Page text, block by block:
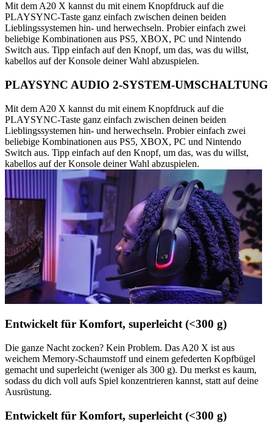
Mit dem A20 X kannst du mit einem Knopfdruck auf die
PLAYSYNC-Taste ganz einfach zwischen deinen beiden
Lieblingssystemen hin- und herwechseln. Probier einfach zwei
beliebige Kombinationen aus PS5, XBOX, PC und Nintendo
Switch aus. Tipp einfach auf den Knopf, um das, was du willst,
kabellos auf der Konsole deiner Wahl abzuspielen.
PLAYSYNC AUDIO 2-SYSTEM-UMSCHALTUNG
Mit dem A20 X kannst du mit einem Knopfdruck auf die
PLAYSYNC-Taste ganz einfach zwischen deinen beiden
Lieblingssystemen hin- und herwechseln. Probier einfach zwei
beliebige Kombinationen aus PS5, XBOX, PC und Nintendo
Switch aus. Tipp einfach auf den Knopf, um das, was du willst,
kabellos auf der Konsole deiner Wahl abzuspielen.
Entwickelt für Komfort, superleicht (<300 g)
Die ganze Nacht zocken? Kein Problem. Das A20 X ist aus
weichem Memory-Schaumstoff und einem gefederten Kopfbügel
gemacht und superleicht (weniger als 300 g). Du merkst es kaum,
sodass du dich voll aufs Spiel konzentrieren kannst, statt auf deine
Ausrüstung.
Entwickelt für Komfort, superleicht (<300 g)